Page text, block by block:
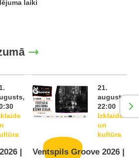
laiki
|
21.
augusts,
22:00
Izklaide
un
kultūra
Ventspils Groove 2026 |